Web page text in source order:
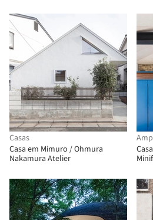
Casas
Casa em Mimuro / Ohmura
Nakamura Atelier